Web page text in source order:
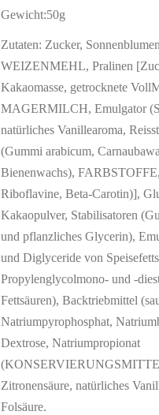
Gewicht:50g
Zutaten: Zucker,
WEIZENMEHL, Pralinen
Kakaomasse, getrocknete
MAGERMILCH, Emulgator
natürliches Vanillearoma,
(Gummi arabicum,
Bienenwachs),
Riboflavine, Beta-Carotin)],
Kakaopulver, Stabilisatoren
und pflanzliches Glycerin),
und Diglyceride von
Propylenglycolmono- und -
Fettsäuren), Backtriebmittel
Natriumpyrophosphat,
Dextrose, Natriumpropionat
Zitronensäure, natürliches
Folsäure.